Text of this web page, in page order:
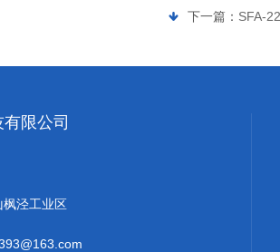
下一篇： SFA-
限公司
枫泾工业区